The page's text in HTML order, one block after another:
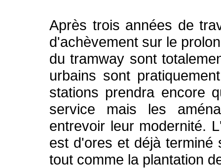
Après trois années de
d'achèvement sur le
du tramway sont
urbains sont
stations prendra encore
service mais les
entrevoir leur modernité.
est d'ores et déjà terminé
tout comme la plantation